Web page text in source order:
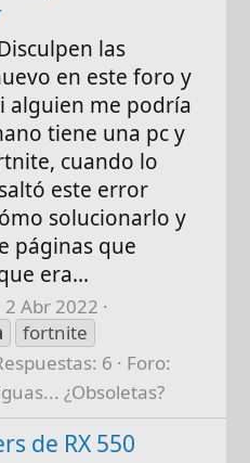
las
en este foro y
alguien me podría
tiene una pc y
cuando lo
este error
solucionarlo y
páginas que
era...
2 Abr 2022
fortnite
6
Foro:
¿Obsoletas?
de RX 550